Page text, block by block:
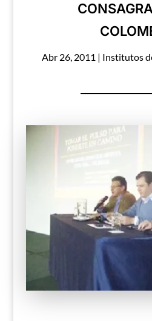
Abr 26, 2011 | Institutos